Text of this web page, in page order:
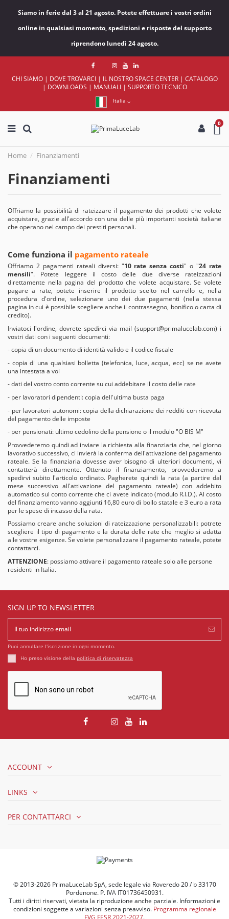
Siamo in ferie dal 3 al 21 agosto. Potete effettuare i vostri ordini
online in qualsiasi momento, spedizioni e risposte del supporto
riprendono lunedì 24 agosto.
CHI SIAMO| DOVE TROVARCI| IL NOSTRO SPACE CENTER| CATALOGO
| DOWNLOADS | MANUALI| SUPPORTO TECNICO
Italia
0
Home Finanziamenti
Finanziamenti
Offriamo la possibilità di rateizzare il pagamento dei prodotti che volete
acquistare, grazie all'accordo con una delle più importanti società italiane
che operano nel campo dei prestiti personali.
Come funziona il pagamento rateale
Offriamo 2 pagamenti rateali diversi: "10 rate senza costi" o "24 rate
mensili". Potete leggere il costo delle due diverse rateizzazioni
direttamente nella pagina del prodotto che volete acquistare. Se volete
pagare a rate, potete inserire il prodotto scelto nel carrello e, nella
procedura d'ordine, selezionare uno dei due pagamenti (nella stessa
pagina in cui è possibile scegliere anche il contrassegno, bonifico o carta di
credito).
Inviatoci l'ordine, dovrete spedirci via mail (support@primalucelab.com) i
vostri dati con i seguenti documenti:
- copia di un documento di identità valido e il codice fiscale
- copia di una qualsiasi bolletta (telefonica, luce, acqua, ecc) se ne avete
una intestata a voi
- dati del vostro conto corrente su cui addebitare il costo delle rate
- per lavoratori dipendenti: copia dell'ultima busta paga
- per lavoratori autonomi: copia della dichiarazione dei redditi con ricevuta
del pagamento delle imposte
- per pensionati: ultimo cedolino della pensione o il modulo "O BIS M"
Provvederemo quindi ad inviare la richiesta alla finanziaria che, nel giorno
lavorativo successivo, ci invierà la conferma dell'attivazione del pagamento
rateale. Se la finanziaria dovesse aver bisogno di ulteriori documenti, vi
contatterà direttamente. Ottenuto il finanziamento, provvederemo a
spedirvi subito l'articolo ordinato. Pagherete quindi la rata (a partire dal
mese successivo all'attivazione del pagamento rateale) con addebito
automatico sul conto corrente che ci avete indicato (modulo R.I.D.). Al costo
del finanziamento vanno aggiunti 16,80 euro di bollo statale e 3 euro a rata
per le spese di incasso della rata.
Possiamo creare anche soluzioni di rateizzazione personalizzabili: potrete
scegliere il tipo di pagamento e la durata delle rate che meglio si adatta
alle vostre esigenze. Se volete personalizzare il pagamento rateale, potete
contattarci.
ATTENZIONE: possiamo attivare il pagamento rateale solo alle persone
residenti in Italia.
SIGN UP TO NEWSLETTER
Puoi annullare l'iscrizione in ogni momento.
Ho preso visione della politica di riservatezza
ACCOUNT
LINKS
PER CONTATTARCI
© 2013-2026 PrimaLuceLab SpA, sede legale via Roveredo 20 / b 33170
Pordenone. P. IVA IT01736450931.
Tutti i diritti riservati, vietata la riproduzione anche parziale. Informazioni e
condizioni soggette a variazioni senza preavviso. Programma regionale
FVG FESR 2021-2027.